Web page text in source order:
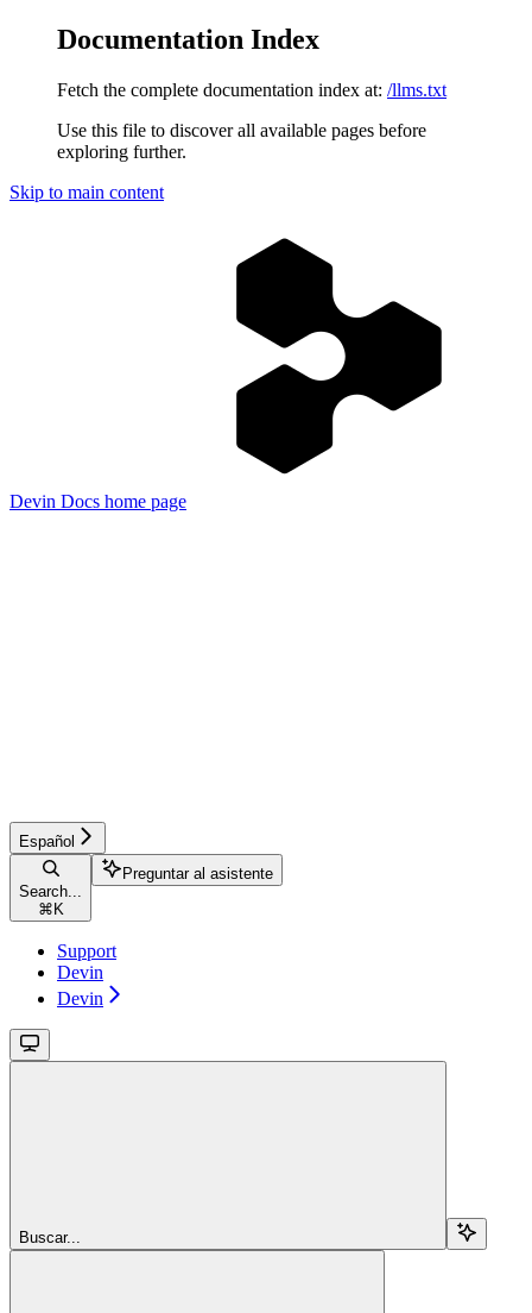
Documentation Index
Fetch the complete documentation index at: /llms.txt
Use this file to discover all available pages before
exploring further.
Skip to main content
Devin Docs home page
Español
Search...
⌘ K
Preguntar al asistente
Support
Devin
Devin
Buscar...